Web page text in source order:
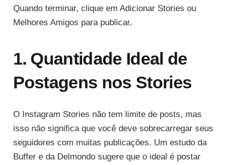
Quando terminar, clique em Adicionar Stories ou
Melhores Amigos para publicar.
1. Quantidade Ideal de
Postagens nos Stories
O Instagram Stories não tem limite de posts, mas
isso não significa que você deve sobrecarregar seus
seguidores com muitas publicações. Um estudo da
Buffer e da Delmondo sugere que o ideal é postar